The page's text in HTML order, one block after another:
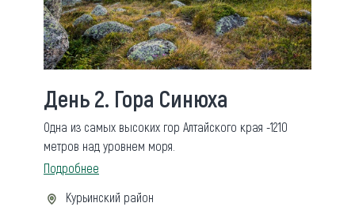
День 2. Гора Синюха
Одна из самых высоких гор Алтайского края -1210
метров над уровнем моря.
Подробнее
Курьинский район